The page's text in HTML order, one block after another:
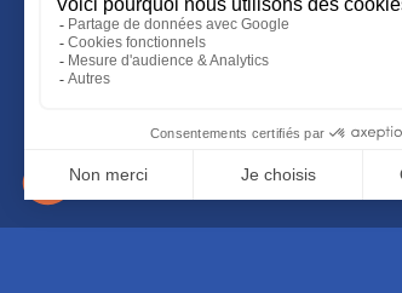
Devenir fournisseur
Contact presse